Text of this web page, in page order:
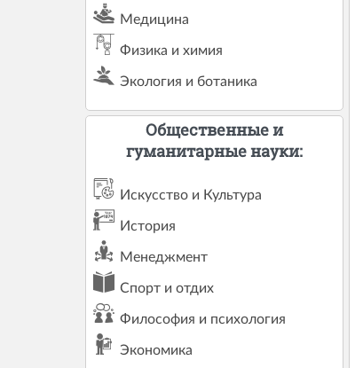
Медицина
Физика и химия
Экология и ботаника
Общественные и
гуманитарные науки:
Искусство и Культура
История
Менеджмент
Спорт и отдих
Философия и психология
Экономика